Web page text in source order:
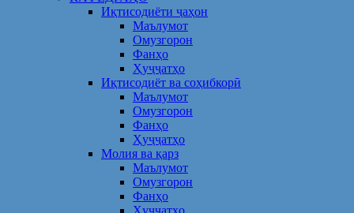
Иқтисодиёти ҷаҳон
Маълумот
Омузгорон
Фанҳо
Ҳуҷҷатҳо
Иқтисодиёт ва соҳибкорӣ
Маълумот
Омузгорон
Фанҳо
Ҳуҷҷатҳо
Молия ва қарз
Маълумот
Омузгорон
Фанҳо
Ҳуҷҷатҳо